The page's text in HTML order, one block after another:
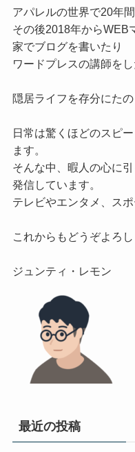
アパレルの世界で20年
その後2018年からWEB
家でブログを書いたり
ワードプレスの講師をし
隠居ライフを存分にたの
日常は驚くほどのスピ
ます。
そんな中、暇人の心に
発信しています。
テレビやエンタメ、ス
これからもどうぞよろ
最近の投稿